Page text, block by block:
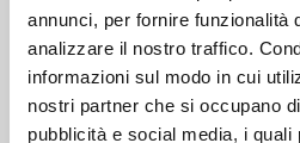
annunci, per fornire funzionalità
analizzare il nostro traffico.
informazioni sul modo in cui
nostri partner che si occupano
pubblicità e social media, i quali
Altri volumi